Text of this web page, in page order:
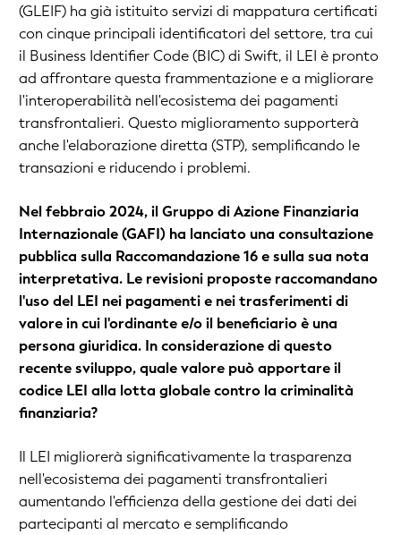
(GLEIF) ha già istituito servizi di mappatura certificati
con cinque principali identificatori del settore, tra cui
il Business Identifier Code (BIC) di Swift, il LEI è pronto
ad affrontare questa frammentazione e a migliorare
l'interoperabilità nell'ecosistema dei pagamenti
transfrontalieri. Questo miglioramento supporterà
anche l'elaborazione diretta (STP), semplificando le
transazioni e riducendo i problemi.
Nel febbraio 2024, il Gruppo di Azione Finanziaria
Internazionale (GAFI) ha lanciato una consultazione
pubblica sulla Raccomandazione 16 e sulla sua nota
interpretativa. Le revisioni proposte raccomandano
l'uso del LEI nei pagamenti e nei trasferimenti di
valore in cui l'ordinante e/o il beneficiario è una
persona giuridica. In considerazione di questo
recente sviluppo, quale valore può apportare il
codice LEI alla lotta globale contro la criminalità
finanziaria?
Il LEI migliorerà significativamente la trasparenza
nell'ecosistema dei pagamenti transfrontalieri
aumentando l'efficienza della gestione dei dati dei
partecipanti al mercato e semplificando